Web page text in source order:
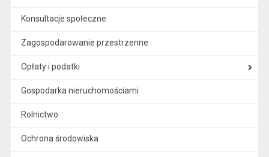
Konsultacje społeczne
Zagospodarowanie przestrzenne
Opłaty i podatki
Gospodarka nieruchomościami
Rolnictwo
Ochrona środowiska